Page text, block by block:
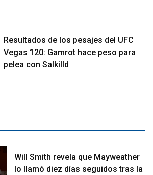
Resultados de los pesajes del UFC
Vegas 120: Gamrot hace peso para
pelea con Salkilld
Will Smith revela que Mayweather
lo llamó diez días seguidos tras la